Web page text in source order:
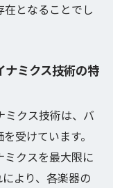
となることでし
ミクス技術の特
ミクス技術は、バ
受けています。
クスを最大限に
より、各楽器の